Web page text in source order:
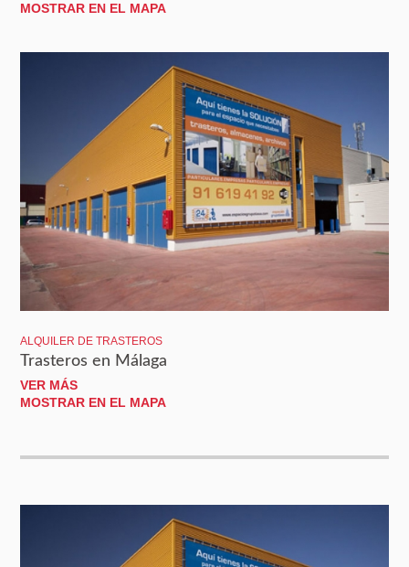
MOSTRAR EN EL MAPA
ALQUILER DE TRASTEROS
Trasteros en Málaga
VER MÁS
MOSTRAR EN EL MAPA